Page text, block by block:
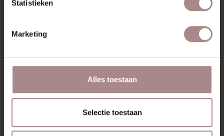
Statistieken
Marketing
Alles toestaan
Selectie toestaan
EDSKE COUNTER